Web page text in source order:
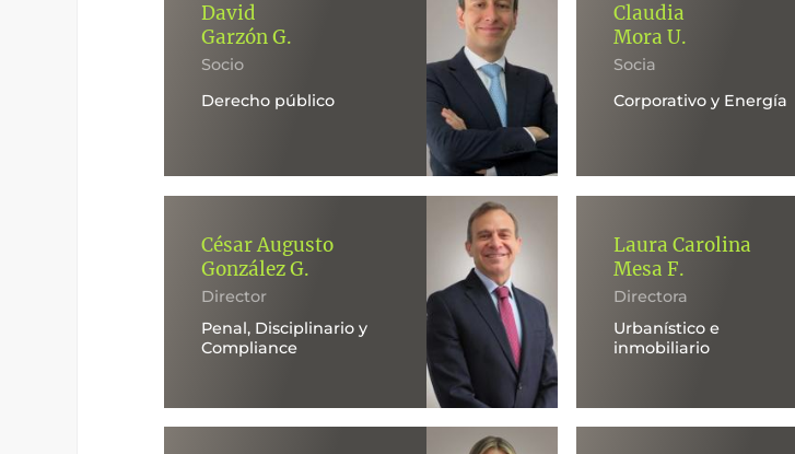
David
Garzón G.
Socio
Derecho público
Claudia
Mora U.
Socia
Corporativo y Energía
César Augusto
González G.
Director
Penal, Disciplinario y
Compliance
Laura Carolina
Mesa F.
Directora
Urbanístico e
inmobiliario